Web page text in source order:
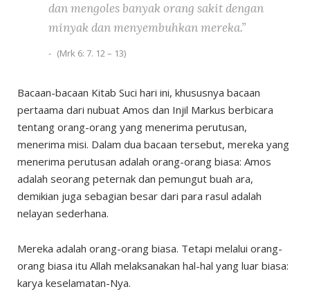
dan mengoles banyak orang sakit dengan
minyak dan menyembuhkan mereka.”
(Mrk 6: 7. 12 – 13)
Bacaan-bacaan Kitab Suci hari ini, khususnya bacaan
pertaama dari nubuat Amos dan Injil Markus berbicara
tentang orang-orang yang menerima perutusan,
menerima misi. Dalam dua bacaan tersebut, mereka yang
menerima perutusan adalah orang-orang biasa: Amos
adalah seorang peternak dan pemungut buah ara,
demikian juga sebagian besar dari para rasul adalah
nelayan sederhana.
Mereka adalah orang-orang biasa. Tetapi melalui orang-
orang biasa itu Allah melaksanakan hal-hal yang luar biasa:
karya keselamatan-Nya.